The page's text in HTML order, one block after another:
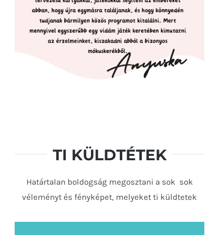
TI KÜLDTÉTEK
Határtalan boldogság megosztani a sok sok
véleményt és fényképet, melyeket ti küldtetek